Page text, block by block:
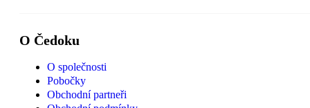
O Čedoku
O společnosti
Pobočky
Obchodní partneři